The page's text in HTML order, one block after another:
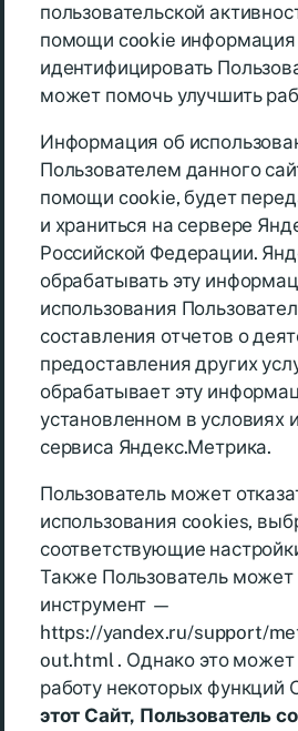
пользовательской
помощи cookie
идентифицировать
может помочь улучшить
Информация об
Пользователем данного
помощи cookie, будет
и храниться на сервере
Российской Федерации.
обрабатывать эту
использования
составления отчетов о
предоставления других
обрабатывает эту
установленном в условиях
сервиса Яндекс.Метрика.
Пользователь может
использования cookies,
соответствующие
Также Пользователь может
инструмент —
https://yandex.ru/support/
out.html . Однако это может
работу некоторых функций
этот Сайт, Пользователь